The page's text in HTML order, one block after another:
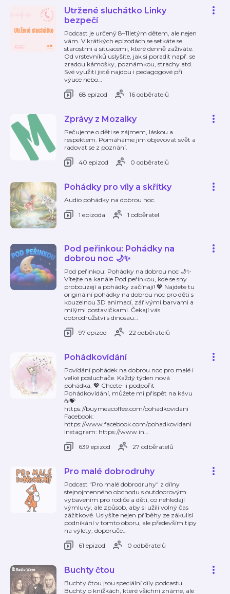
Utržené sluchátko Linky
bezpečí
Podcast je určený 8–11letým dětem, ale nejen
vám. V krátkých epizodách se setkáte se
starostmi a situacemi, které denně zažíváte.
Od vrstevníků uslyšíte, jak si poradit např. se
zradou kámošky, poznámkou, strachy atd.
Své využití jistě najdou i pedagogové při
výuce nebo…
68 epizod
16 odběratelů
Zprávy z Mozaiky
Pečujeme o děti se zájmem, láskou a
respektem. Pomáháme jim objevovat svět a
radovat se z poznání.
40 epizod
0 odběratelů
Pohádky pro víly a skřítky
Audio pohádky na dobrou noc.
1 epizoda
1 odběratel
Pod peřinkou: Pohádky na
dobrou noc 🌙✨
Pod peřinkou: Pohádky na dobrou noc 🌙✨
Vítejte na kanále Pod peřinkou, kde se sny
probouzejí a pohádky začínají! 💖 Najdete tu
originální pohádky na dobrou noc pro děti s
kouzelnou 3D animací, zářivými barvami a
milými postavičkami. Čekají vás
dobrodružství s dinosau…
97 epizod
22 odběratelů
Pohádkovídání
Povídání pohádek na dobrou noc pro malé i
velké posluchače. Každý týden nová
pohádka. 💖 Chcete-li podpořit
Pohádkovídání, můžete mi přispět na kávu
☕️💝
https://buymeacoffee.com/pohadkovidani
Facebook:
https://www.facebook.com/pohadkovidani
Instagram: https://www.in…
639 epizod
27 odběratelů
Pro malé dobrodruhy
Podcast "Pro malé dobrodruhy" z dílny
stejnojmenného obchodu s outdoorovým
vybavením pro rodiče a děti, co nehledají
výmluvy, ale způsob, aby si užili volný čas
zážitkově. Uslyšíte nejen příběhy ze zákulisí
podnikání v tomto oboru, ale především tipy
na výlety, doporuče…
61 epizod
0 odběratelů
Buchty čtou
Buchty čtou jsou speciální díly podcastu
Buchty o knížkách, které všichni známe, ale